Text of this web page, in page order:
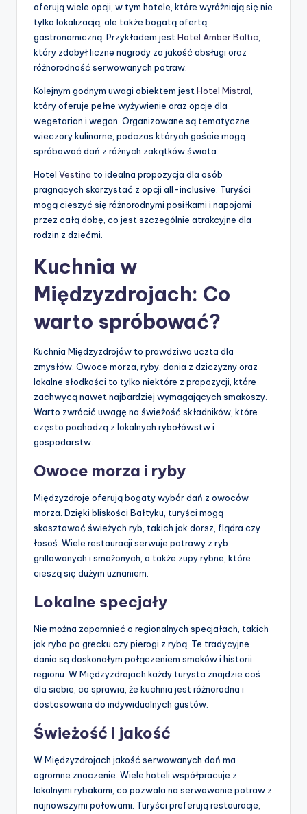
oferują wiele opcji, w tym hotele, które wyróżniają się nie
tylko lokalizacją, ale także bogatą ofertą
gastronomiczną. Przykładem jest Hotel Amber Baltic
który zdobył liczne nagrody za jakość obsługi oraz
różnorodność serwowanych potraw.
Kolejnym godnym uwagi obiektem jest Hotel Mistral
który oferuje pełne wyżywienie oraz opcje dla
wegetarian i wegan. Organizowane są tematyczne
wieczory kulinarne, podczas których goście mogą
spróbować dań z różnych zakątków świata.
Hotel Vestina to idealna propozycja dla osób
pragnących skorzystać z opcji all-inclusive. Turyści
mogą cieszyć się różnorodnymi posiłkami i napojami
przez całą dobę, co jest szczególnie atrakcyjne dla
rodzin z dziećmi.
Kuchnia w
Międzyzdrojach: Co
warto spróbować?
Kuchnia Międzyzdrojów to prawdziwa uczta dla
zmysłów. Owoce morza, ryby, dania z dziczyzny oraz
lokalne słodkości to tylko niektóre z propozycji, które
zachwycą nawet najbardziej wymagających smakoszy.
Warto zwrócić uwagę na świeżość składników, które
często pochodzą z lokalnych rybołówstw i
gospodarstw.
Owoce morza i ryby
Międzyzdroje oferują bogaty wybór dań z owoców
morza. Dzięki bliskości Bałtyku, turyści mogą
skosztować świeżych ryb, takich jak dorsz, flądra czy
łosoś. Wiele restauracji serwuje potrawy z ryb
grillowanych i smażonych, a także zupy rybne, które
cieszą się dużym uznaniem.
Lokalne specjały
Nie można zapomnieć o regionalnych specjałach, takich
jak ryba po grecku czy pierogi z rybą. Te tradycyjne
dania są doskonałym połączeniem smaków i historii
regionu. W Międzyzdrojach każdy turysta znajdzie coś
dla siebie, co sprawia, że kuchnia jest różnorodna i
dostosowana do indywidualnych gustów.
Świeżość i jakość
W Międzyzdrojach jakość serwowanych dań ma
ogromne znaczenie. Wiele hoteli współpracuje z
lokalnymi rybakami, co pozwala na serwowanie potraw z
najnowszymi połowami. Turyści preferują restauracje,